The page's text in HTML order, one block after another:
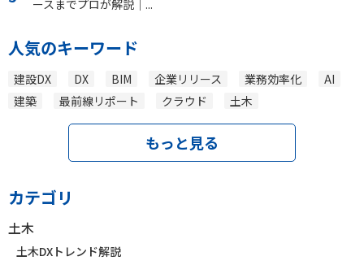
ースまでプロが解説｜...
人気のキーワード
建設DX DX BIM 企業リリース 業務効率化
AI
建築
最前線リポート クラウド 土木
もっと見る
カテゴリ
土木
土木DXトレンド解説